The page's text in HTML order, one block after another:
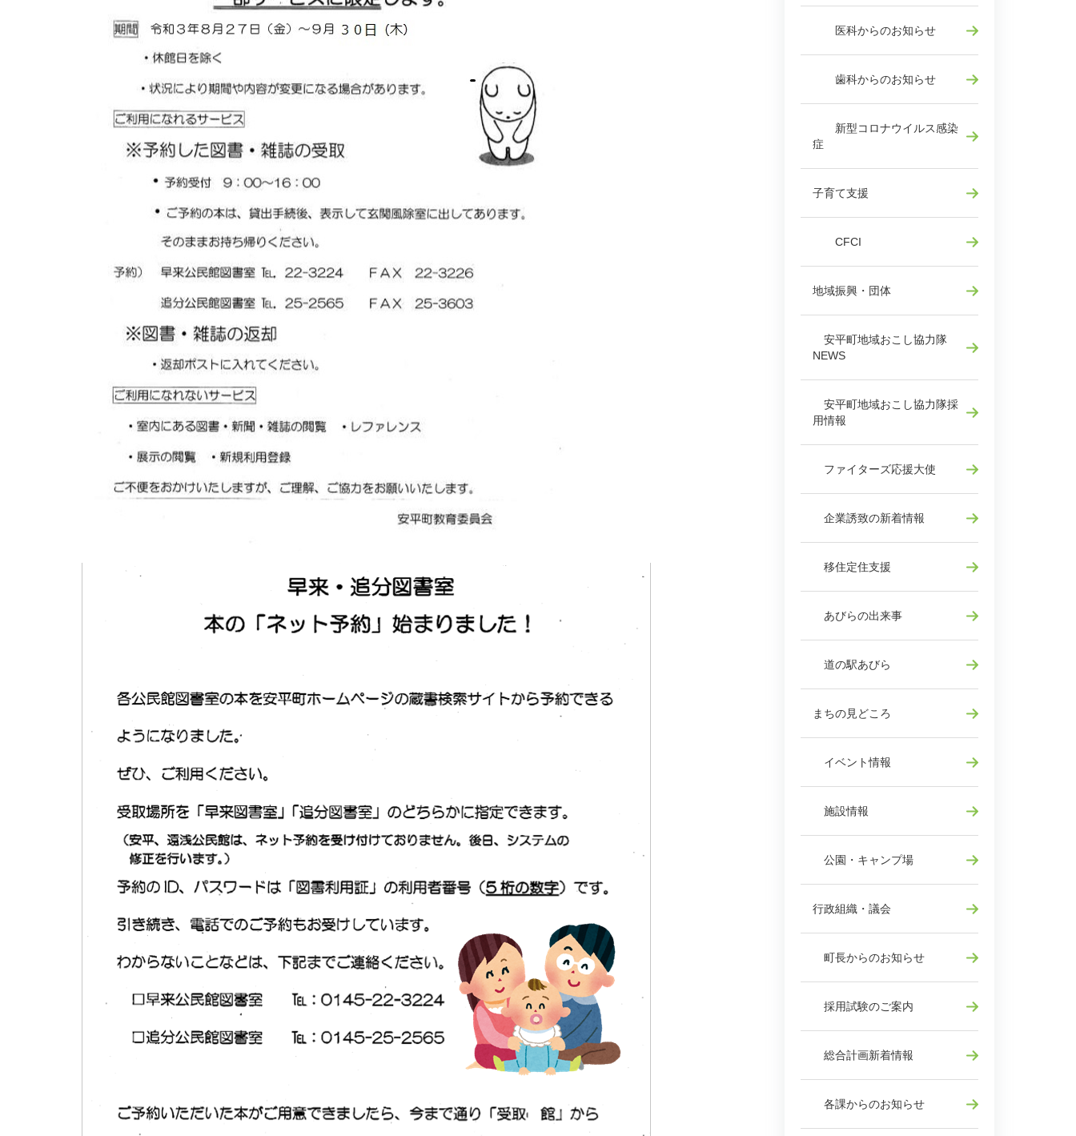
医科からのお知らせ
歯科からのお知らせ
新型コロナウイルス感染
症
子育て支援
CFCI
地域振興・団体
安平町地域おこし協力隊
NEWS
安平町地域おこし協力隊採
用情報
ファイターズ応援大使
企業誘致の新着情報
移住定住支援
あびらの出来事
道の駅あびら
まちの見どころ
イベント情報
施設情報
公園・キャンプ場
行政組織・議会
町長からのお知らせ
採用試験のご案内
総合計画新着情報
各課からのお知らせ